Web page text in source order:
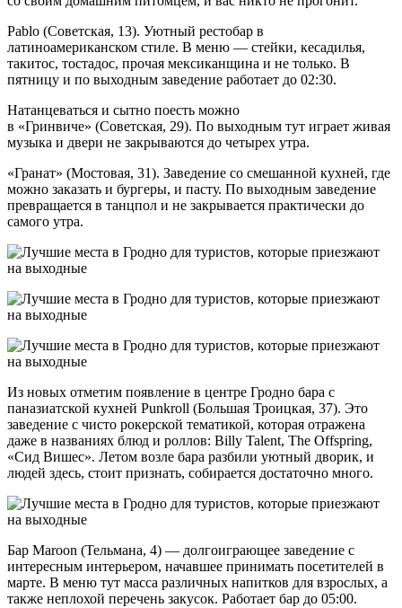
Pablo (Советская, 13). Уютный рестобар в
латиноамериканском стиле. В меню — стейки, кесадилья,
такитос, тостадос, прочая мексиканщина и не только. В
пятницу и по выходным заведение работает до 02:30.
Натанцеваться и сытно поесть можно
в «Гринвиче» (Советская, 29). По выходным тут играет живая
музыка и двери не закрываются до четырех утра.
«Гранат» (Мостовая, 31). Заведение со смешанной кухней, где
можно заказать и бургеры, и пасту. По выходным заведение
превращается в танцпол и не закрывается практически до
самого утра.
Из новых отметим появление в центре Гродно бара с
паназиатской кухней Punkroll (Большая Троицкая, 37). Это
заведение с чисто рокерской тематикой, которая отражена
даже в названиях блюд и роллов: Billy Talent, The Offspring,
«Сид Вишес». Летом возле бара разбили уютный дворик, и
людей здесь, стоит признать, собирается достаточно много.
Бар Maroon (Тельмана, 4) — долгоиграющее заведение с
интересным интерьером, начавшее принимать посетителей в
марте. В меню тут масса различных напитков для взрослых, а
также неплохой перечень закусок. Работает бар до 05:00.